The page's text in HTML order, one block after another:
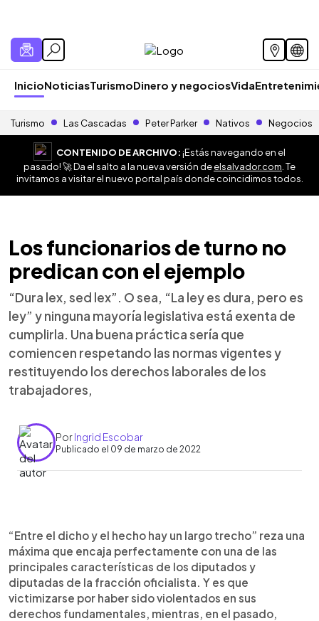
InicioNoticiasTurismoDinero y negociosVida
Turismo Las Cascadas Peter Parker Nativos Negocios
CONTENIDO DE ARCHIVO:¡Estás navegando en el
pasado! 🚀 Da el salto a la nueva versión deelsalvador.com . Te
invitamos a visitar el nuevo portal país donde coincidimos todos.
Los funcionarios de turno no
predican con el ejemplo
“Dura lex, sed lex”. O sea, “La ley es dura, pero es
ley” y ninguna mayoría legislativa está exenta de
cumplirla. Una buena práctica sería que
comiencen respetando las normas vigentes y
restituyendo los derechos laborales de los
trabajadores,
PorIngrid Escobar
Publicado el 09 de marzo de 2022
► Escuchar artículo
“Entre el dicho y el hecho hay un largo trecho” reza una
máxima que encaja perfectamente con una de las
principales características de los diputados y
diputadas de la fracción oficialista. Y es que
victimizarse por haber sido violentados en sus
derechos fundamentales, mientras, en el pasado,